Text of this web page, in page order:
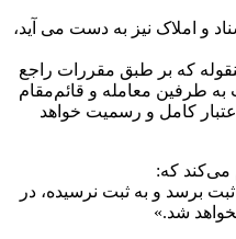
قانون ثبت اسناد و املاک نیز به دست می آید،
که بر طبق مقررات راجع
طرفین معامله و قائم‌مقام
کامل و رسمیت خواهد
برسد و به ثبت نرسیده، در
شد.»